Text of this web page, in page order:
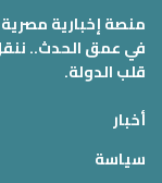
منصة إخبارية
في عمق الحدث..
قلب الدولة.
أخبار
سياسة